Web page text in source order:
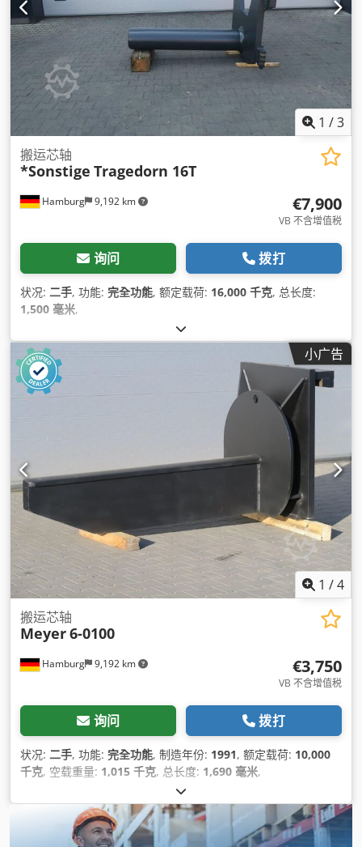
1 /3
Hamburg 9,192 km
搬运芯轴
*Sonstige Tragedorn 16T
€7,900
VB 不含增值税
询问 拨打
状况: 二手, 功能: 完全功能, 额定载荷: 16,000 千克, 总长度:
1,500 毫米,
小广告
1 /4
Hamburg 9,192 km
搬运芯轴
Meyer6-0100
€3,750
VB 不含增值税
询问 拨打
状况: 二手, 功能: 完全功能, 制造年份: 1991, 额定载荷: 10,000
千克, 空载重量: 1,015 千克, 总长度: 1,690 毫米,